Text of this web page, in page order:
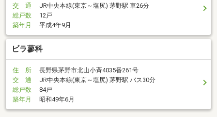
交 通
JR中央本線(東京～塩尻) 茅野駅 車26分
総戸数
12戸
築年月
平成4年9月
ビラ蓼科
住 所
長野県茅野市北山小斉4035番261号
交 通
JR中央本線(東京～塩尻) 茅野駅 バス30分
総戸数
84戸
築年月
昭和49年6月